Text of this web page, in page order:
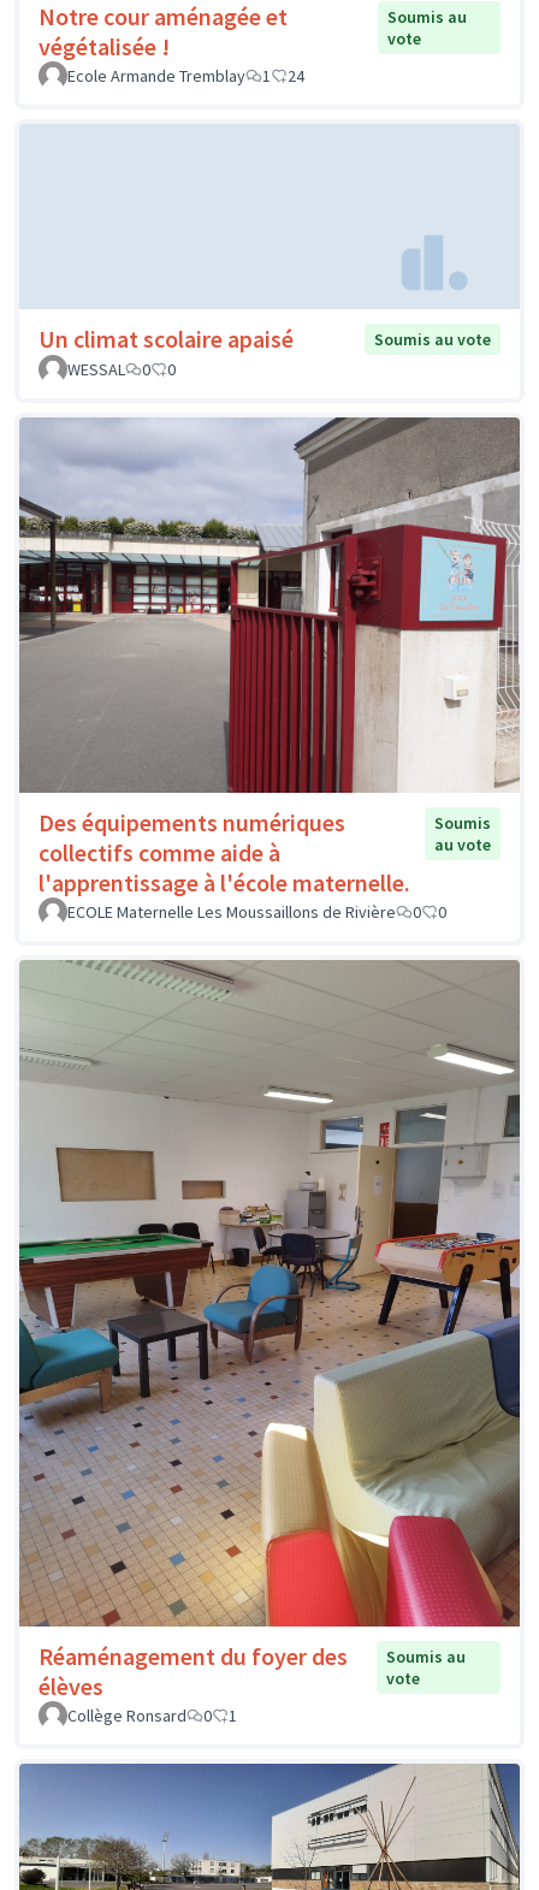
Notre cour aménagée et
végétalisée !
Soumis au
vote
Ecole Armande Tremblay
1 24
Un climat scolaire apaisé
Soumis au vote
WESSAL
0 0
Des équipements numériques
collectifs comme aide à
l'apprentissage à l'école maternelle.
Soumis
au vote
ECOLE Maternelle Les Moussaillons de Rivière 0 0
Réaménagement du foyer des
élèves
Soumis au
vote
Collège Ronsard
0 1